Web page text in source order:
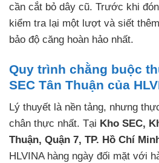
cần cắt bỏ dây cũ. Trước khi
kiểm tra lại một lượt và siết
bảo độ căng hoàn hảo nhất.
Quy trình chằng buộc
SEC Tân Thuận của
Lý thuyết là nền tảng, nhưng
chân thực nhất. Tại Kho SEC,
Thuận, Quận 7, TP. Hồ Chí
HLVINA hàng ngày đối mặt với